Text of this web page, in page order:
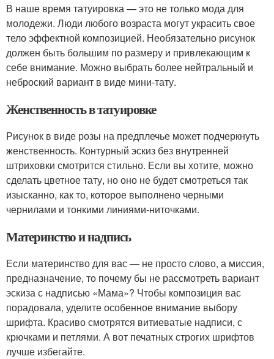
В наше время татуировка — это не только мода для
молодежи. Люди любого возраста могут украсить свое
тело эффектной композицией. Необязательно рисунок
должен быть большим по размеру и привлекающим к
себе внимание. Можно выбрать более нейтральный и
неброский вариант в виде мини-тату.
Женственность в татуировке
Рисунок в виде розы на предплечье может подчеркнуть
женственность. Контурный эскиз без внутренней
штриховки смотрится стильно. Если вы хотите, можно
сделать цветное тату, но оно не будет смотреться так
изысканно, как то, которое выполнено черными
чернилами и тонкими линиями-ниточками.
Материнство и надпись
Если материнство для вас — не просто слово, а миссия,
предназначение, то почему бы не рассмотреть вариант
эскиза с надписью «Мама»? Чтобы композиция вас
порадовала, уделите особенное внимание выбору
шрифта. Красиво смотрятся витиеватые надписи, с
крючками и петлями. А вот печатных строгих шрифтов
лучше избегайте.